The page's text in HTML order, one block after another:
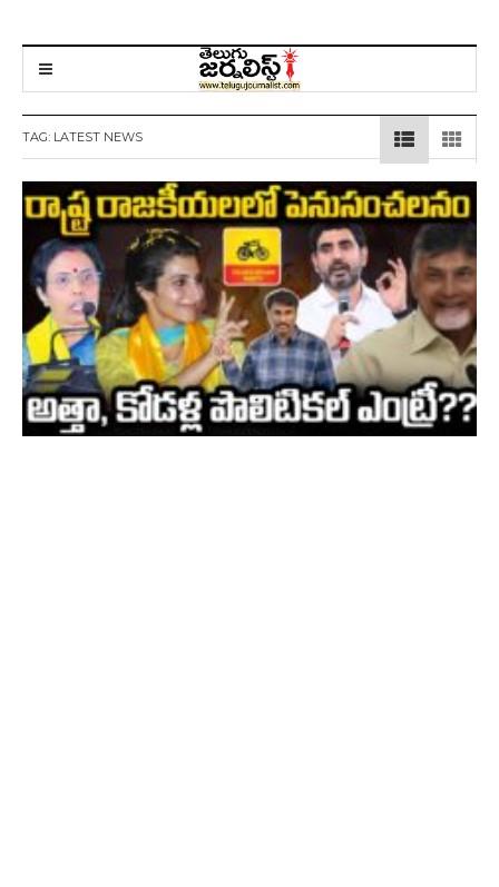
TAG: LATEST NEWS